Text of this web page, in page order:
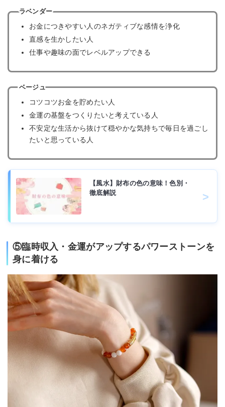
ラベンダー
お金につきやすい人のネガティブな感情を浄化
直感を生かしたい人
仕事や趣味の面でレベルアップできる
ベージュ
コツコツお金を貯めたい人
金運の基盤をつくりたいと考えている人
不安定な生活から抜けて穏やかな気持ちで毎日を過ごし
たいと思っている人
【風水】財布の色の意味！色別・
徹底解説
⑤臨時収入・金運がアップするパワーストーンを
身に着ける